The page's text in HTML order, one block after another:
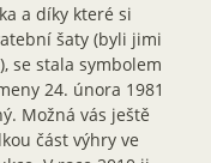
a díky které si
šaty (byli jimi
se stala symbolem
24. února 1981
Možná vás ještě
část výhry ve